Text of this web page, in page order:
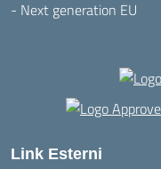
Link Esterni